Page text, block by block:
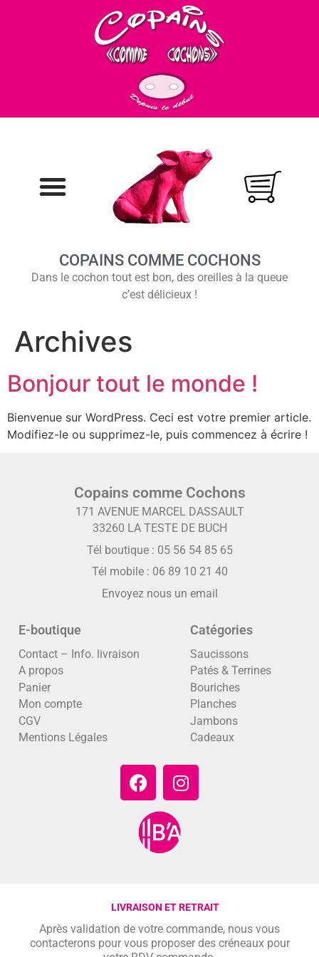
COPAINS COMME COCHONS
Dans le cochon tout est bon, des oreilles à la queue
c’est délicieux !
Archives
Bonjour tout le monde !
Bienvenue sur WordPress. Ceci est votre premier article.
Modifiez-le ou supprimez-le, puis commencez à écrire !
Copains comme Cochons
171 AVENUE MARCEL DASSAULT
33260 LA TESTE DE BUCH
Tél boutique : 05 56 54 85 65
Tél mobile : 06 89 10 21 40
Envoyez nous un email
E-boutique
Contact – Info. livraison
A propos
Panier
Mon compte
CGV
Mentions Légales
Catégories
Saucissons
Patés & Terrines
Bouriches
Planches
Jambons
Cadeaux
LIVRAISON ET RETRAIT
Après validation de votre commande, nous vous
contacterons pour vous proposer des créneaux pour